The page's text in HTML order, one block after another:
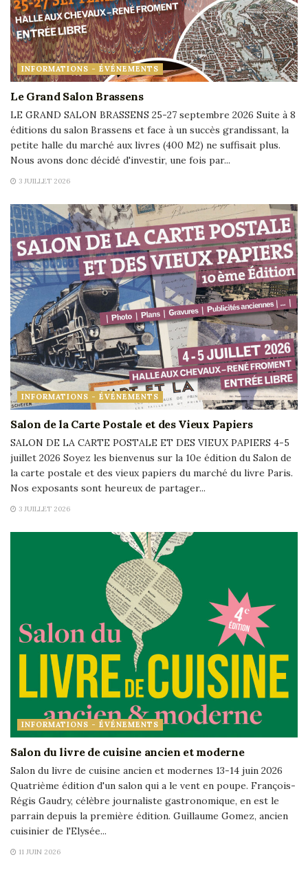
INFORMATIONS - ÉVÉNEMENTS
Le Grand Salon Brassens
LE GRAND SALON BRASSENS 25-27 septembre 2026 Suite à 8
éditions du salon Brassens et face à un succès grandissant, la
petite halle du marché aux livres (400 M2) ne suffisait plus.
Nous avons donc décidé d'investir, une fois par...
3 JUILLET 2026
INFORMATIONS - ÉVÉNEMENTS
Salon de la Carte Postale et des Vieux Papiers
SALON DE LA CARTE POSTALE ET DES VIEUX PAPIERS 4-5
juillet 2026 Soyez les bienvenus sur la 10e édition du Salon de
la carte postale et des vieux papiers du marché du livre Paris.
Nos exposants sont heureux de partager...
3 JUILLET 2026
INFORMATIONS - ÉVÉNEMENTS
Salon du livre de cuisine ancien et moderne
Salon du livre de cuisine ancien et modernes 13-14 juin 2026
Quatrième édition d'un salon qui a le vent en poupe. François-
Régis Gaudry, célèbre journaliste gastronomique, en est le
parrain depuis la première édition. Guillaume Gomez, ancien
cuisinier de l'Elysée...
11 JUIN 2026